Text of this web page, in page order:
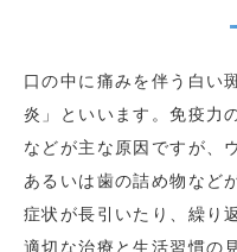
口の中に痛みを伴う白い
炎」といいます。免疫力
などが主な原因ですが、
あるいは歯の詰め物など
症状が長引いたり、繰り
適切な治療と生活習慣の